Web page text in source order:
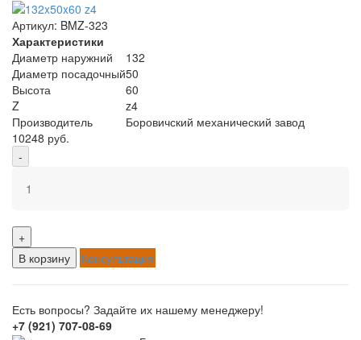
Артикул: BMZ-323
Характеристики
Диаметр наружний
132
Диаметр посадочный50
Высота
60
Z
z4
Производитель
Боровичский механический завод
10248 руб.
-
+
В корзину
Консультация
Есть вопросы? Задайте их нашему менеджеру!
+7 (921) 707-08-69